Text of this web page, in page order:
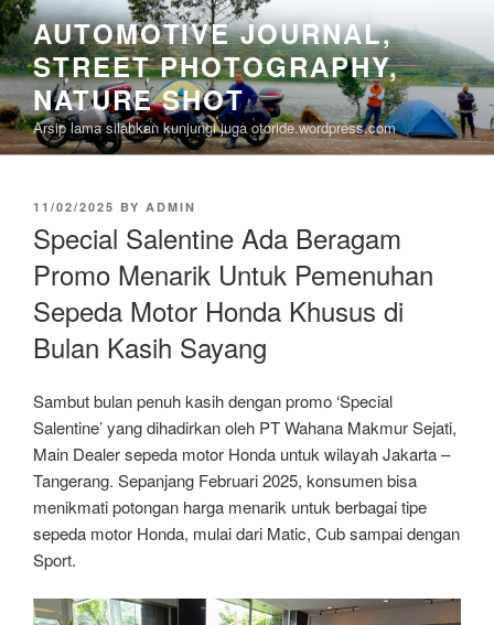
Skip
to
content
AUTOMOTIVE JOURNAL,
STREET PHOTOGRAPHY,
NATURE SHOT
Arsip lama silahkan kunjungi juga otoride.wordpress.com
POSTED
11/02/2025 BY ADMIN
Special Salentine Ada Beragam
Promo Menarik Untuk Pemenuhan
Sepeda Motor Honda Khusus di
Bulan Kasih Sayang
Sambut bulan penuh kasih dengan promo ‘Special
Salentine’ yang dihadirkan oleh PT Wahana Makmur Sejati,
Main Dealer sepeda motor Honda untuk wilayah Jakarta –
Tangerang. Sepanjang Februari 2025, konsumen bisa
menikmati potongan harga menarik untuk berbagai tipe
sepeda motor Honda, mulai dari Matic, Cub sampai dengan
Sport.